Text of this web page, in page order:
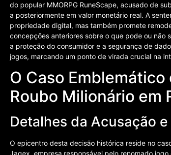
do popular MMORPG RuneScape, acusado de
a posteriormente em valor monetário real. A
propriedade digital, mas também promete
concepções anteriores sobre o que pode ou não
a proteção do consumidor e a segurança de
jogos, marcando um ponto de virada crucial na
O Caso
Roubo Milionário em
Detalhes da Acusação
O epicentro desta decisão histórica reside no